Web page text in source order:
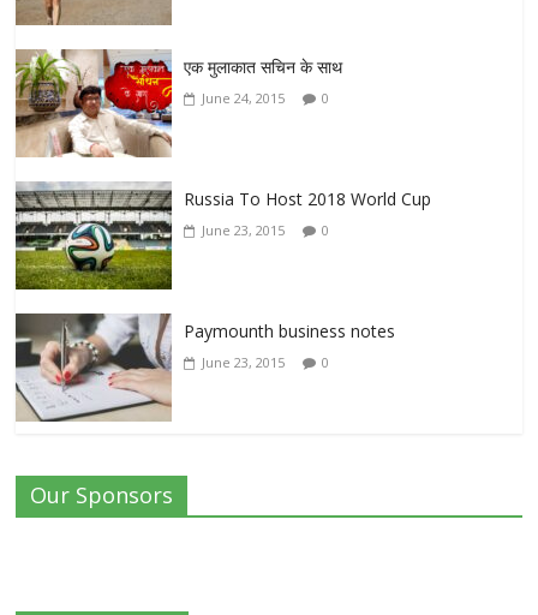
एक मुलाकात सचिन के साथ
June 24, 2015 0
Russia To Host 2018 World Cup
June 23, 2015 0
Paymounth business notes
June 23, 2015 0
Our Sponsors